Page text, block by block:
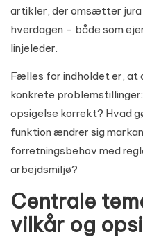
artikler, der omsætter jura
hverdagen – både som
linjeleder.
Fælles for indholdet er, at
konkrete
opsigelse korrekt? Hvad
funktion ændrer sig
forretningsbehov med
arbejdsmiljø?
Centrale
vilkår og